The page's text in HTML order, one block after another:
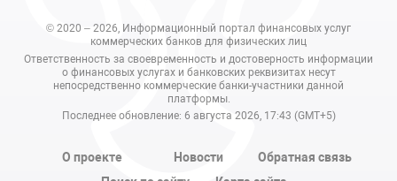
коммерческих банков для физических лиц
Ответственность за своевременность и достоверность информации
о финансовых услугах и банковских реквизитах несут
непосредственно коммерческие банки-участники данной
платформы.
Последнее обновление: 6 августа 2026, 17:43 (GMT+5)
Карта сайта